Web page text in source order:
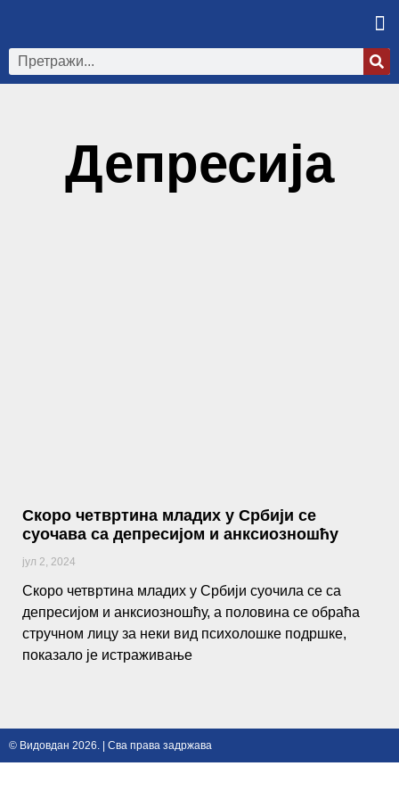
Депресија
Скоро четвртина младих у Србији се
суочава са депресијом и анксиозношћу
јул 2, 2024
Скоро четвртина младих у Србији суочила се са
депресијом и анксиозношћу, а половина се обраћа
стручном лицу за неки вид психолошке подршке,
показало је истраживање
© Видовдан 2026. | Сва права задржава